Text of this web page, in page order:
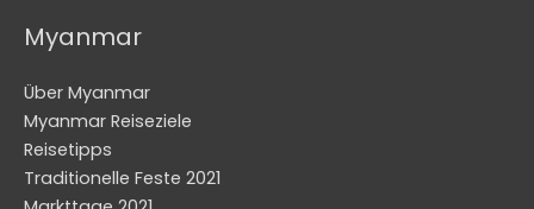
Myanmar
Über Myanmar
Myanmar Reiseziele
Reisetipps
Traditionelle Feste 2021